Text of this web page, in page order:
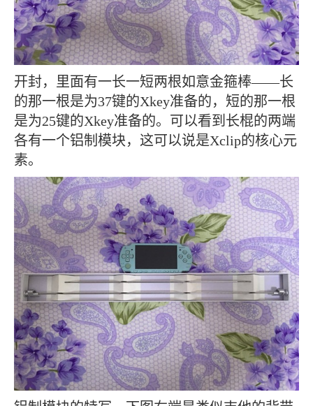
开封，里面有一长一短两根如意金箍棒——长
的那一根是为37键的Xkey准备的，短的那一根
是为25键的Xkey准备的。可以看到长棍的两端
各有一个铝制模块，这可以说是Xclip的核心元
素。